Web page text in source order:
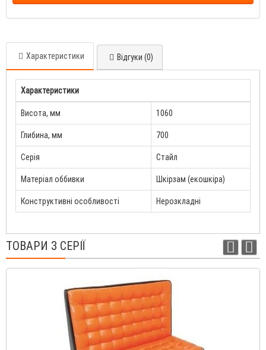
Характеристики Відгуки (0)
Характеристики
Висота, мм 1060
Глибина, мм 700
Серія Стайл
Матеріал оббивки Шкірзам (екошкіра)
Конструктивні особливості Нерозкладні
ТОВАРИ З СЕРІЇ